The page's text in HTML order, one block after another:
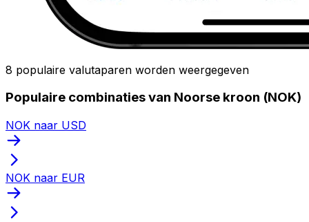
8 populaire valutaparen worden weergegeven
Populaire combinaties van Noorse kroon (NOK)
NOK naar USD
NOK naar EUR